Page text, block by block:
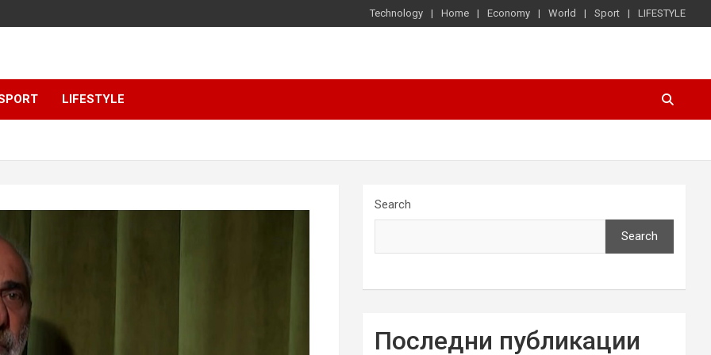
Technology Home Economy World Sport LIFESTYLE
LIFESTYLE
Search
Search
Последни публикации